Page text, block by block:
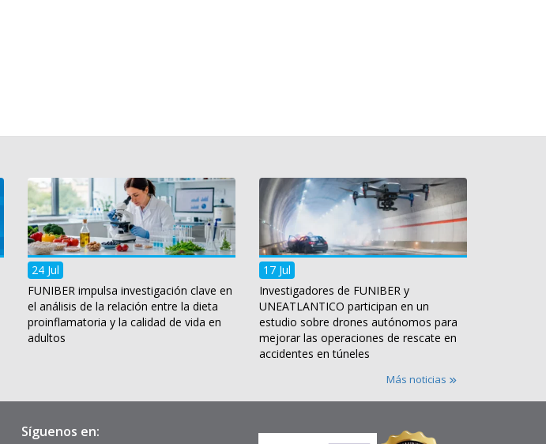
24 Jul
FUNIBER impulsa investigación clave en
el análisis de la relación entre la dieta
proinflamatoria y la calidad de vida en
adultos
17 Jul
Investigadores de FUNIBER y
UNEATLANTICO participan en un
estudio sobre drones autónomos para
mejorar las operaciones de rescate en
accidentes en túneles
Más noticias
Síguenos en: